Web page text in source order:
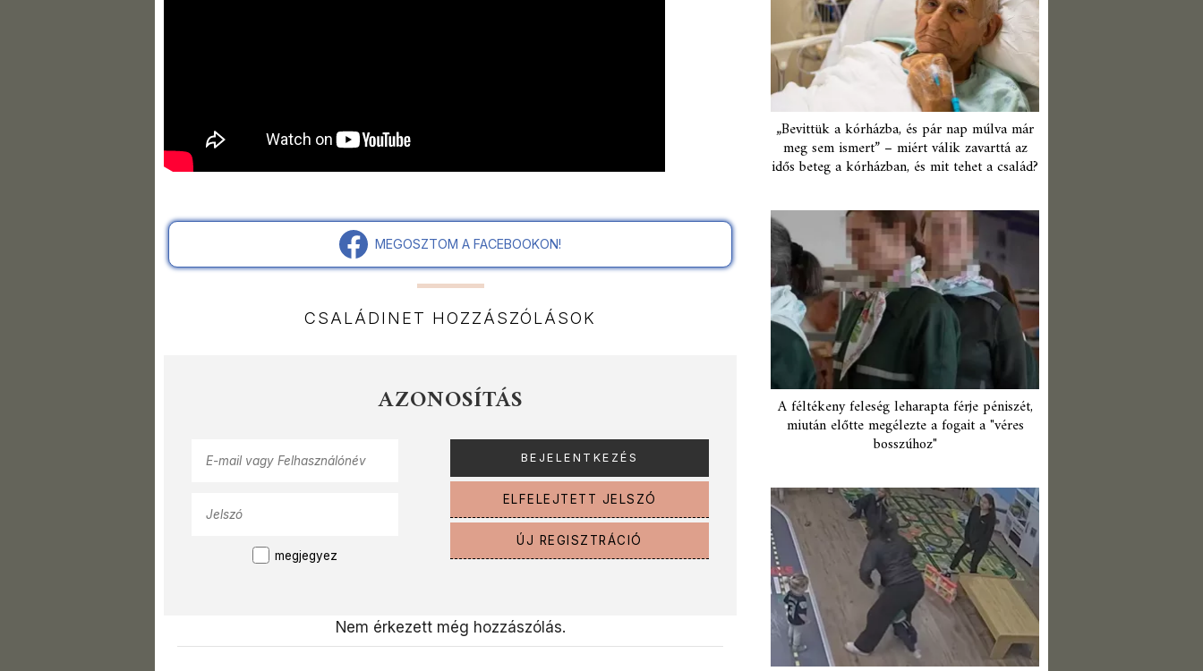
MEGOSZTOM A FACEBOOKON!
CSALÁDINET HOZZÁSZÓLÁSOK
AZONOSÍTÁS
megjegyez
ELFELEJTETT JELSZÓ
ÚJ REGISZTRÁCIÓ
Nem érkezett még hozzászólás.
„Bevittük a kórházba, és pár nap múlva már
meg sem ismert” – miért válik zavarttá az
idős beteg a kórházban, és mit tehet a család?
A féltékeny feleség leharapta férje péniszét,
miután előtte megélezte a fogait a "véres
bosszúhoz"